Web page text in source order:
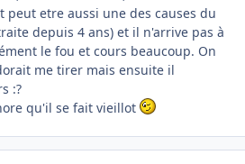
peut etre aussi une des causes du
depuis 4 ans) et il n'arrive pas à
le fou et cours beaucoup. On
me tirer mais ensuite il
:?
qu'il se fait vieillot